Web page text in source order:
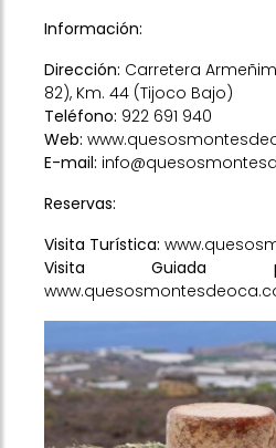
Información:
Dirección: Carretera
82), Km. 44 (Tijoco Bajo)
Teléfono: 922 691 940
Web:
E-mail:
Reservas:
Visita Turística:
Visita Guiada